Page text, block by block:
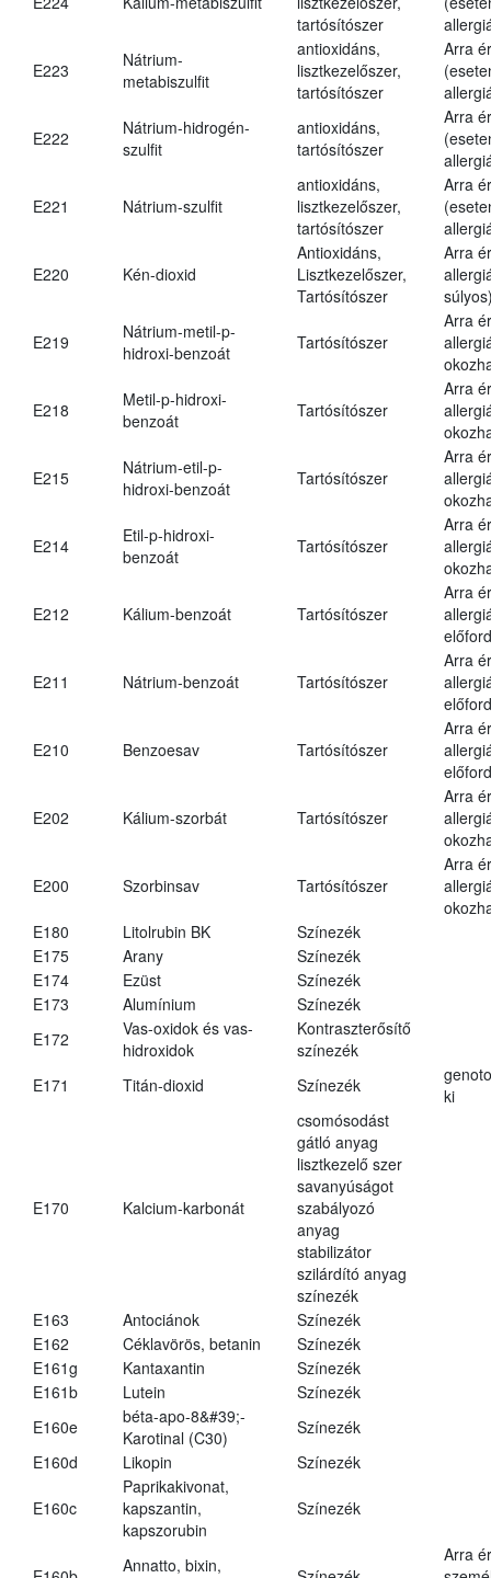
tartósítószer
E223
Nátrium-
metabiszulfit
antioxidáns,
lisztkezelőszer,
tartósítószer
Arra
E222
Nátrium-hidrogén-
szulfit
antioxidáns,
tartósítószer
Arra
E221 Nátrium-szulfit
antioxidáns,
lisztkezelőszer,
tartósítószer
Arra
E220 Kén-dioxid
Antioxidáns,
Lisztkezelőszer,
Tartósítószer
Arra
E219
Nátrium-metil-p-
hidroxi-benzoát
Tartósítószer
Arra
E218
Metil-p-hidroxi-
benzoát
Tartósítószer
Arra
E215
Nátrium-etil-p-
hidroxi-benzoát
Tartósítószer
Arra
E214
Etil-p-hidroxi-
benzoát
Tartósítószer
Arra
E212 Kálium-benzoát Tartósítószer
Arra
E211 Nátrium-benzoát Tartósítószer
Arra
E210 Benzoesav Tartósítószer
Arra
E202 Kálium-szorbát Tartósítószer
Arra
E200 Szorbinsav Tartósítószer
Arra
E180
Litolrubin BK
Színezék
E175
Arany
Színezék
E174
Ezüst
Színezék
E173
Alumínium
Színezék
E172
Vas-oxidok és vas-
hidroxidok
Kontraszterősítő
színezék
E171
Titán-dioxid Színezék
ki
E170 Kalcium-karbonát
csomósodást
gátló anyag
lisztkezelő szer
savanyúságot
szabályozó
anyag
stabilizátor
szilárdító anyag
színezék
E163
Antociánok
Színezék
E162
Céklavörös, betanin
Színezék
E161g
Kantaxantin
Színezék
E161b
Lutein
Színezék
E160e
béta-apo-8&#39;-
Karotinal (C30)
Színezék
E160d
Likopin Színezék
E160c
Paprikakivonat,
kapszantin,
kapszorubin
Színezék
Annatto, bixin,
Arra